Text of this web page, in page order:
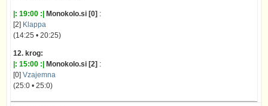
|: 19:00 :| Monokolo.si [0] :
[2] Klappa
(14:25 • 20:25)
12. krog:
|: 15:00 :| Monokolo.si [2] :
[0] Vzajemna
(25:0 • 25:0)